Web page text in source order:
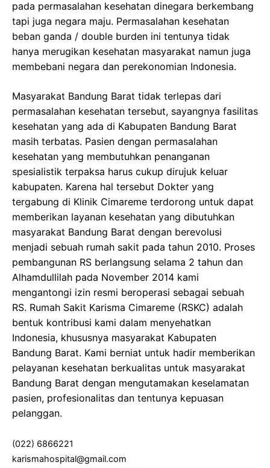
pada permasalahan kesehatan dinegara berkembang
tapi juga negara maju. Permasalahan kesehatan
beban ganda / double burden ini tentunya tidak
hanya merugikan kesehatan masyarakat namun juga
membebani negara dan perekonomian Indonesia.
Masyarakat Bandung Barat tidak terlepas dari
permasalahan kesehatan tersebut, sayangnya fasilitas
kesehatan yang ada di Kabupaten Bandung Barat
masih terbatas. Pasien dengan permasalahan
kesehatan yang membutuhkan penanganan
spesialistik terpaksa harus cukup dirujuk keluar
kabupaten. Karena hal tersebut Dokter yang
tergabung di Klinik Cimareme terdorong untuk dapat
memberikan layanan kesehatan yang dibutuhkan
masyarakat Bandung Barat dengan berevolusi
menjadi sebuah rumah sakit pada tahun 2010. Proses
pembangunan RS berlangsung selama 2 tahun dan
Alhamdullilah pada November 2014 kami
mengantongi izin resmi beroperasi sebagai sebuah
RS. Rumah Sakit Karisma Cimareme (RSKC) adalah
bentuk kontribusi kami dalam menyehatkan
Indonesia, khususnya masyarakat Kabupaten
Bandung Barat. Kami berniat untuk hadir memberikan
pelayanan kesehatan berkualitas untuk masyarakat
Bandung Barat dengan mengutamakan keselamatan
pasien, profesionalitas dan tentunya kepuasan
pelanggan.
(022) 6866221
karismahospital@gmail.com